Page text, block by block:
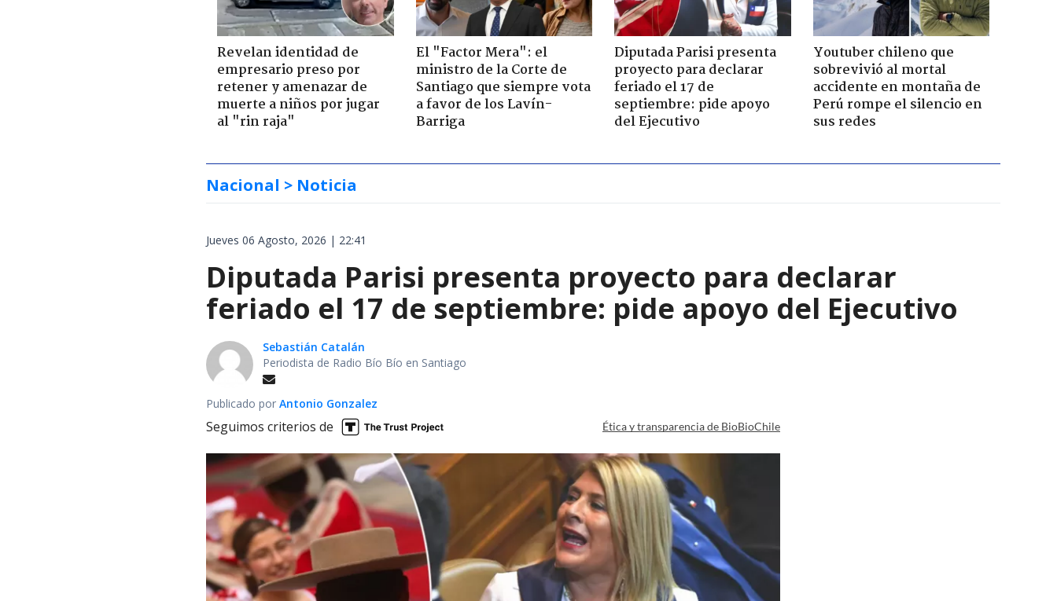
Revelan identidad de
empresario preso por
retener y amenazar de
muerte a niños por jugar
al "rin raja"
El "Factor Mera": el
ministro de la Corte de
Santiago que siempre vota
a favor de los Lavín-
Barriga
Diputada Parisi presenta
proyecto para declarar
feriado el 17 de
septiembre: pide apoyo
del Ejecutivo
Youtuber chileno que
sobrevivió al mortal
accidente en montaña de
Perú rompe el silencio en
sus redes
Nacional > Noticia
Jueves 06 Agosto, 2026 | 22:41
Diputada Parisi presenta proyecto para declarar
feriado el 17 de septiembre: pide apoyo del Ejecutivo
Sebastián Catalán
Periodista de Radio Bío Bío en Santiago
Publicado por Antonio Gonzalez
Seguimos criterios de Ética y transparencia de BioBioChile